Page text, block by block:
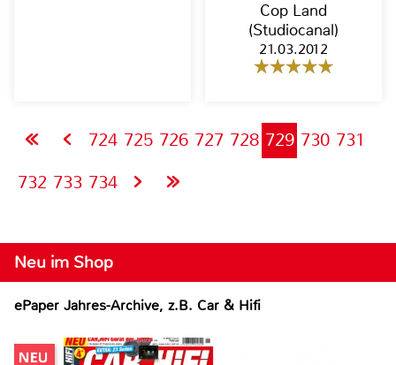
Cop Land
(Studiocanal)
21.03.2012
724 725 726 727 728 729 730 731
732 733 734
Neu im Shop
ePaper Jahres-Archive, z.B. Car & Hifi